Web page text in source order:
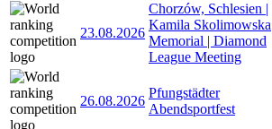
23.08.2026
Chorzów, Schlesien |
Kamila Skolimowska
Memorial | Diamond
League Meeting
26.08.2026
Pfungstädter
Abendsportfest